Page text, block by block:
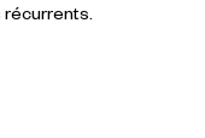
récurrents.